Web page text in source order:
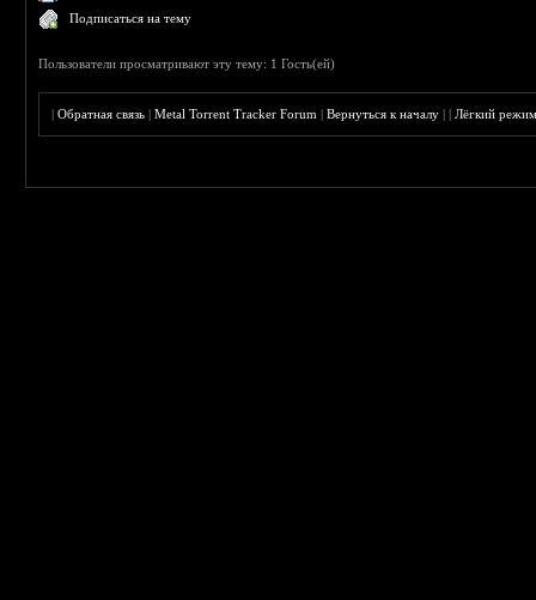
Подписаться на тему
Пользователи просматривают эту тему: 1 Гость(ей)
|Обратная связь |Metal Torrent Tracker Forum |Вернуться к началу ||Лёгкий